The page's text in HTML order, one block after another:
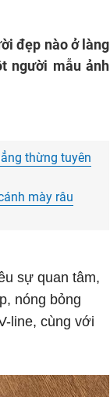
đẹp nào ở làng
người mẫu ảnh
thừng tuyên
mày râu
sự quan tâm,
nóng bỏng
line, cùng với